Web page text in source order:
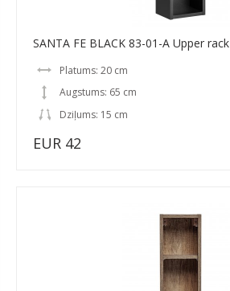
SANTA FE BLACK 83-01-A Upper rack
Platums: 20 cm
Augstums: 65 cm
Dziļums: 15 cm
EUR 42